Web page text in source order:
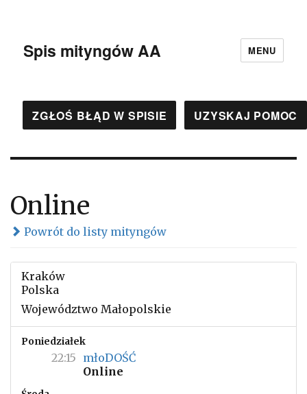
Spis mityngów AA MENU
ZGŁOŚ BŁĄD W SPISIE UZYSKAJ POMOC
Online
Powrót do listy mityngów
Kraków
Polska
Województwo Małopolskie
Poniedziałek
22:15 młoDOŚĆ
Online